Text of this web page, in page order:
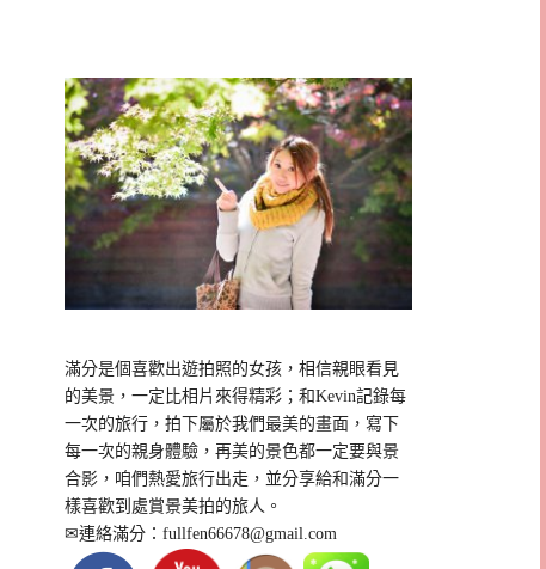
滿分是個喜歡出遊拍照的女孩，相信親眼看見
的美景，一定比相片來得精彩；和Kevin記錄每
一次的旅行，拍下屬於我們最美的畫面，寫下
每一次的親身體驗，再美的景色都一定要與景
合影，咱們熱愛旅行出走，並分享給和滿分一
樣喜歡到處賞景美拍的旅人。
✉連絡滿分：fullfen66678@gmail.com